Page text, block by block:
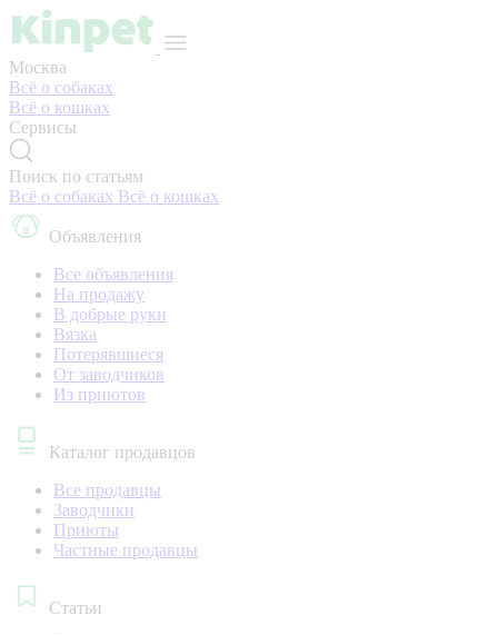
Москва
Всё о собаках
Всё о кошках
Сервисы
Поиск по статьям
Всё о собаках Всё о кошках
Объявления
Все объявления
На продажу
В добрые руки
Вязка
Потерявшиеся
От заводчиков
Из приютов
Каталог продавцов
Все продавцы
Заводчики
Приюты
Частные продавцы
Статьи